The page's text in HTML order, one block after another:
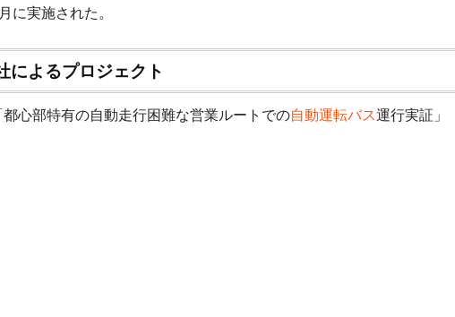
に実施された。
によるプロジェクト
心部特有の自動走行困難な営業ルートでの自動運転バス運行実証」